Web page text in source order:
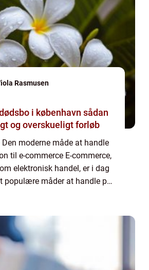
Rasmusen
i københavn sådan
og overskueligt forløb
Den moderne måde at handle
til e-commerce E-commerce,
elektronisk handel, er i dag
populære måder at handle på.